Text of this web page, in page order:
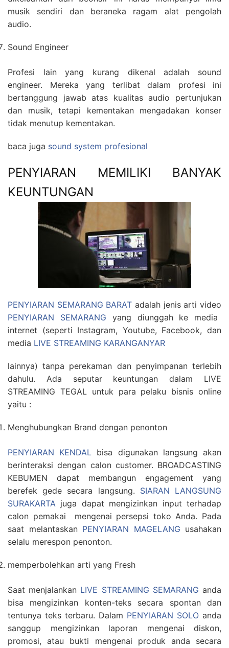
musik sendiri dan beraneka ragam alat pengolah
audio.
Sound Engineer
Profesi lain yang kurang dikenal adalah sound
engineer. Mereka yang terlibat dalam profesi ini
bertanggung jawab atas kualitas audio pertunjukan
dan musik, tetapi kementakan mengadakan konser
tidak menutup kementakan.
baca juga sound system profesional
PENYIARAN MEMILIKI BANYAK
KEUNTUNGAN
PENYIARAN SEMARANG BARAT adalah jenis arti video
PENYIARAN SEMARANG yang diunggah ke media
internet (seperti Instagram, Youtube, Facebook, dan
media LIVE STREAMING KARANGANYAR
lainnya) tanpa perekaman dan penyimpanan terlebih
dahulu. Ada seputar keuntungan dalam LIVE
STREAMING TEGAL untuk para pelaku bisnis online
yaitu :
Menghubungkan Brand dengan penonton
PENYIARAN KENDAL bisa digunakan langsung akan
berinteraksi dengan calon customer. BROADCASTING
KEBUMEN dapat membangun engagement yang
berefek gede secara langsung. SIARAN LANGSUNG
SURAKARTA juga dapat mengizinkan input terhadap
calon pemakai mengenai persepsi toko Anda. Pada
saat melantaskan PENYIARAN MAGELANG usahakan
selalu merespon penonton.
memperbolehkan arti yang Fresh
Saat menjalankan LIVE STREAMING SEMARANG anda
bisa mengizinkan konten-teks secara spontan dan
tentunya teks terbaru. Dalam PENYIARAN SOLO anda
sanggup mengizinkan laporan mengenai diskon,
promosi, atau bukti mengenai produk anda secara